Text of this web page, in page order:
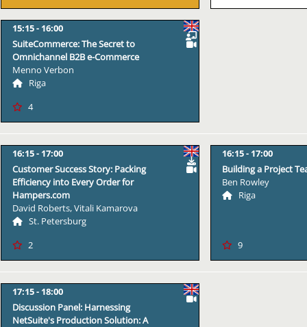
15:15
16:00
SuiteCommerce: The Secret to
Omnichannel B2B e-Commerce
Menno Verbon
Riga
4
16:15
17:00
Customer Success Story: Packing
Efficiency into Every Order for
Hampers.com
David Roberts, Vitali Kamarova
St. Petersburg
2
16:15
17:00
Building a Project
Ben Rowley
Riga
9
17:15
18:00
Discussion Panel: Harnessing
NetSuite's Production Solution: A